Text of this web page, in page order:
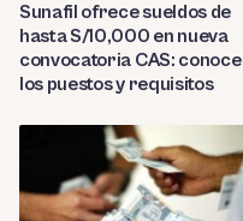
Sunafil ofrece sueldos de
hasta S/10,000 en nueva
convocatoria CAS: conoce
los puestos y requisitos